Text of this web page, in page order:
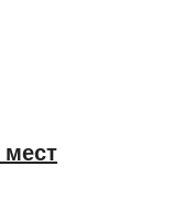
мест